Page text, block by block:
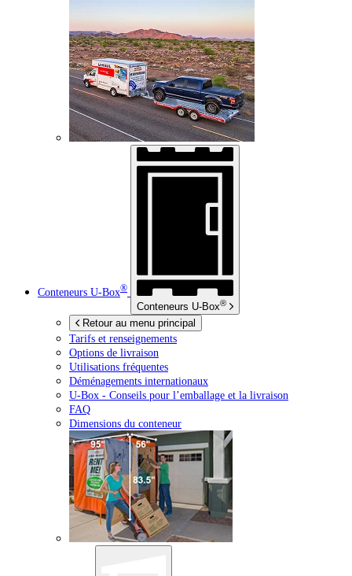
Conteneurs U-Box®
Conteneurs U-Box®
Retour au menu principal
Tarifs et renseignements
Options de livraison
Utilisations fréquentes
Déménagements internationaux
U-Box - Conseils pour l’emballage et la livraison
FAQ
Dimensions du conteneur